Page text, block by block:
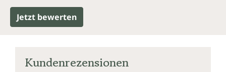
Jetzt bewerten
Kundenrezensionen